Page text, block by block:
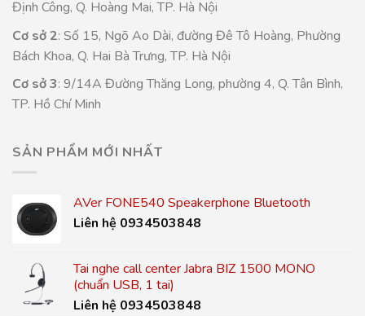
Định Công, Q. Hoàng Mai, TP. Hà Nội
Cơ sở 2: Số 15, Ngõ Ao Dài, đường Đê Tô Hoàng, Phường
Bách Khoa, Q. Hai Bà Trưng, TP. Hà Nội
Cơ sở 3: 9/14A Đường Thăng Long, phường 4, Q. Tân Bình,
TP. Hồ Chí Minh
SẢN PHẨM MỚI NHẤT
AVer FONE540 Speakerphone Bluetooth
Liên hệ 0934503848
Tai nghe call center Jabra BIZ 1500 MONO
(chuẩn USB, 1 tai)
Liên hệ 0934503848